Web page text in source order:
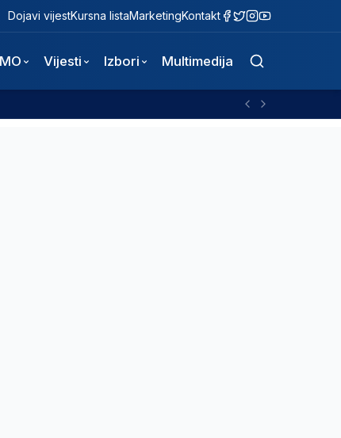
Dojavi vijestKursna listaMarketingKontakt
Vijesti Izbori Multimedija